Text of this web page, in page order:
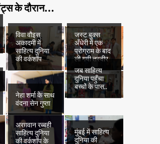
के दौरान…
विवा वौइस्
अकादमी में
साहित्य दुनिया
की वर्कशॉप
जस्ट बुक्स
अँधेरी में एक
प्रोग्राम के बाद
ली गयी तस्वीर
नेहा शर्मा के साथ
वंदना सेन गुप्ता
जब साहित्य
दुनिया पहुँचा
बच्चों के पास..
अरग़वान रब्बही
साहित्य दुनिया
की वर्कशॉप के
मुंबई में साहित्य
दुनिया की